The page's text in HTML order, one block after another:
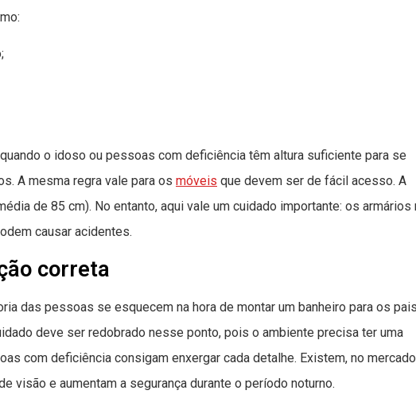
o idoso ou pessoas com deficiência têm altura suficiente para se
A mesma regra vale para os móveis que devem ser de fácil acesso. A
de 85 cm). No entanto, aqui vale um cuidado importante: os armários
causar acidentes.
correta
das pessoas se esquecem na hora de montar um banheiro para os
deve ser redobrado nesse ponto, pois o ambiente precisa ter uma
com deficiência consigam enxergar cada detalhe. Existem, no
visão e aumentam a segurança durante o período noturno.